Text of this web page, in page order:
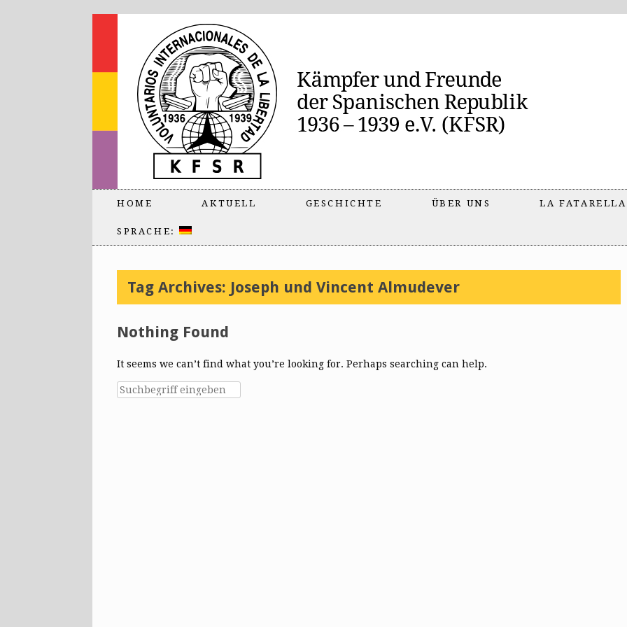
HOME AKTUELL GESCHICHTE ÜBER UNS LA FATARELLA
SPRACHE:
Tag Archives: Joseph und Vincent Almudever
Nothing Found
It seems we can’t find what you’re looking for. Perhaps searching can help.